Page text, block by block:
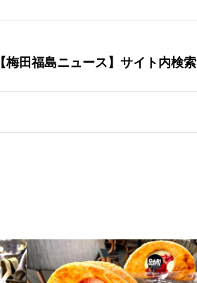
【梅田福島ニュース】サイト内検索